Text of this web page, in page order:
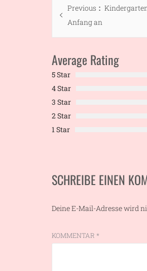
Previous
Previous
Anfang an
Average Rating
5 Star
4 Star
3 Star
2 Star
1 Star
SCHREIBE EINEN
Deine E-Mail-Adresse wird
KOMMENTAR *